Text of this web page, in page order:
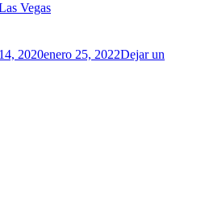
Vegas
2020enero 25, 2022Dejar un